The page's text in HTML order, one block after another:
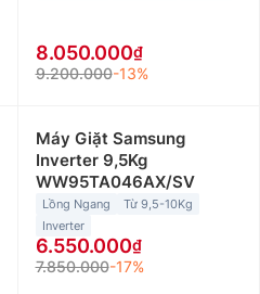
8.050.000
9.200.000-13%
Máy Giặt Samsung
Inverter 9,5Kg
WW95TA046AX/SV
Lồng Ngang
Từ 9,5-10Kg
Inverter
6.550.000
7.850.000-17%